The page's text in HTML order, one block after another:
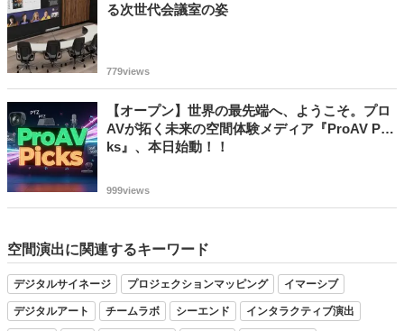
る次世代会議室の姿
779views
【オープン】世界の最先端へ、ようこそ。プロ
AVが拓く未来の空間体験メディア『ProAV Pic
ks』、本日始動！！
999views
空間演出に関連するキーワード
デジタルサイネージ プロジェクションマッピング イマーシブ
デジタルアート チームラボ シーエンド インタラクティブ演出